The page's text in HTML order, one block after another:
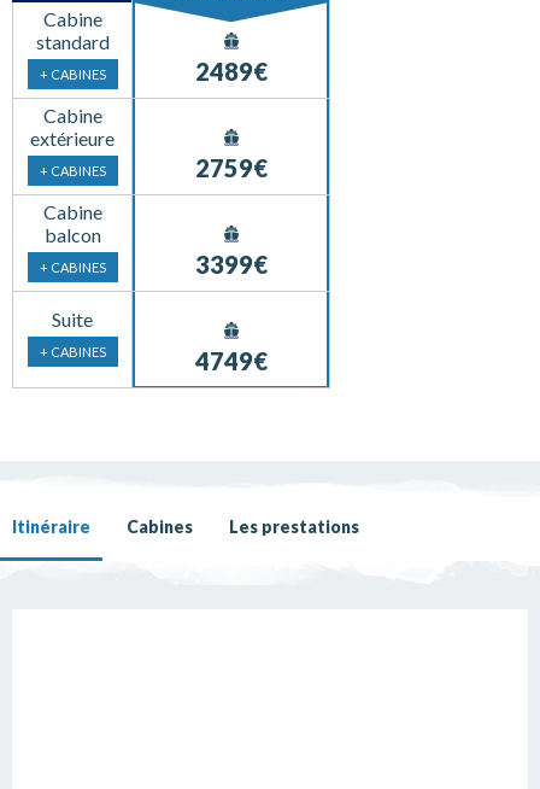
Cabine
standard
+ CABINES
Cabine
extérieure
+ CABINES
Cabine
balcon
+ CABINES
Suite
+ CABINES
2489€
2759€
3399€
4749€
Itinéraire Cabines Les prestations